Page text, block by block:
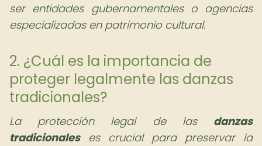
ser entidades gubernamentales o agencias
especializadas en patrimonio cultural.
2. ¿Cuál es la importancia de
proteger legalmente las danzas
tradicionales?
La protección legal de las danzas
tradicionaleses crucial para preservar la